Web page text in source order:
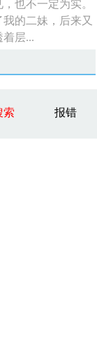
也不一定为实。
的二妹，后来又
层...
索 报错